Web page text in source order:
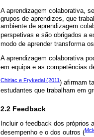
A aprendizagem colaborativa,
grupos de aprendizes, que
ambiente de aprendizagem
perspetivas e são obrigados a
modo de aprender transforma
A aprendizagem colaborativa
em equipa e as competências
Chiriac e Frykedal (2011) afirmam
estudantes que trabalham em
2.2 Feedback
Incluir o feedback dos próprios
desempenho e o dos outros (